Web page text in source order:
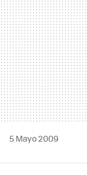
5 Mayo 2009